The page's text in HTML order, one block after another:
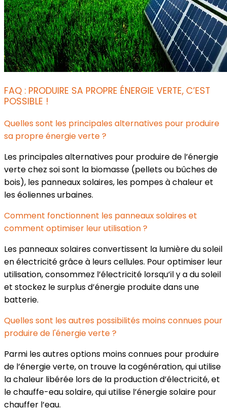
FAQ : PRODUIRE SA PROPRE ÉNERGIE VERTE, C’EST
POSSIBLE !
Quelles sont les principales alternatives pour produire
sa propre énergie verte ?
Les principales alternatives pour produire de l’énergie
verte chez soi sont la biomasse (pellets ou bûches de
bois), les panneaux solaires, les pompes à chaleur et
les éoliennes urbaines.
Comment fonctionnent les panneaux solaires et
comment optimiser leur utilisation ?
Les panneaux solaires convertissent la lumière du soleil
en électricité grâce à leurs cellules. Pour optimiser leur
utilisation, consommez l’électricité lorsqu’il y a du soleil
et stockez le surplus d’énergie produite dans une
batterie.
Quelles sont les autres possibilités moins connues pour
produire de l'énergie verte ?
Parmi les autres options moins connues pour produire
de l’énergie verte, on trouve la cogénération, qui utilise
la chaleur libérée lors de la production d’électricité, et
le chauffe-eau solaire, qui utilise l’énergie solaire pour
chauffer l’eau.